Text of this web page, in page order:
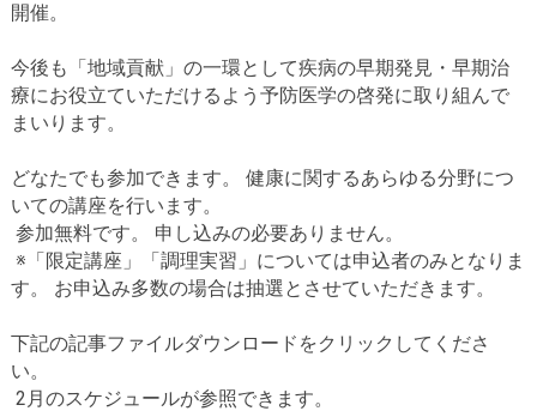
開催。
今後も「地域貢献」の一環として疾病の早期発見・早期治
療にお役立ていただけるよう予防医学の啓発に取り組んで
まいります。
どなたでも参加できます。 健康に関するあらゆる分野につ
いての講座を行います。
参加無料です。 申し込みの必要ありません。
※「限定講座」「調理実習」については申込者のみとなりま
す。 お申込み多数の場合は抽選とさせていただきます。
下記の記事ファイルダウンロードをクリックしてくださ
い。
2月のスケジュールが参照できます。